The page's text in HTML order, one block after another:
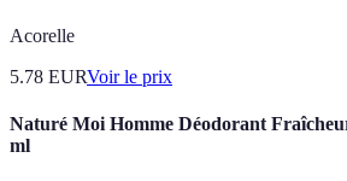
Acorelle
5.78 EURVoir le prix
Naturé Moi Homme Déodorant
ml